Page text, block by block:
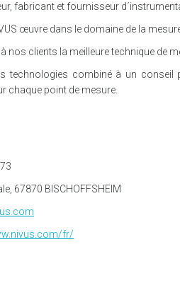
fabricant et fournisseur
œuvre dans le domaine de la
nos clients la meilleure technique de
technologies combiné à un
chaque point de mesure.
67870 BISCHOFFSHEIM
fr/